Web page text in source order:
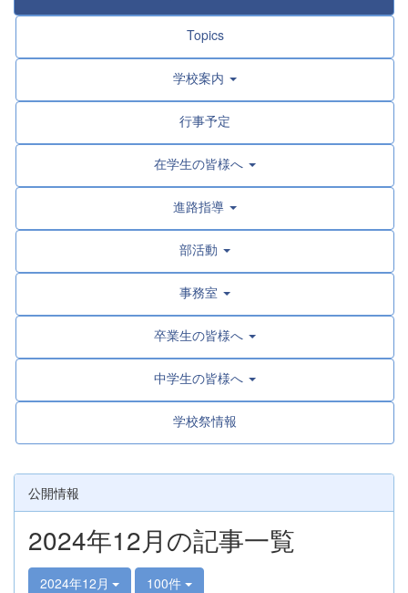
Topics
学校案内
行事予定
在学生の皆様へ
進路指導
部活動
事務室
卒業生の皆様へ
中学生の皆様へ
学校祭情報
公開情報
2024年12月の記事一覧
2024年12月 100件